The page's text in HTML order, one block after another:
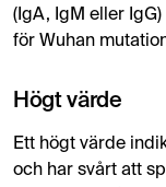
(IgA, IgM eller
för Wuhan
Högt värde
Ett högt värde
och har svårt att